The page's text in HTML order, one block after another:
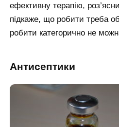
ефективну терапію,
підкаже, що робити треба
робити категорично не
Антисептики